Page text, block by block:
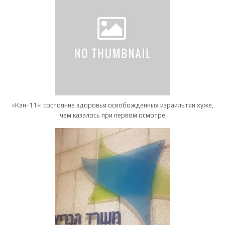
«Кан-11»: состояние здоровья освобожденных израильтян хуже,
чем казалось при первом осмотре